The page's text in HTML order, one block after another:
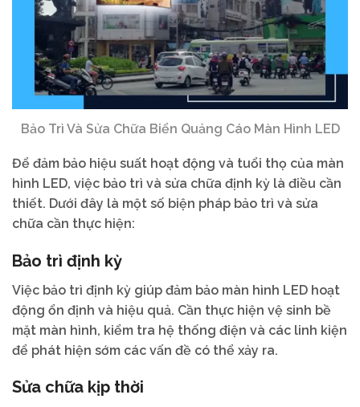
Bảo Trì Và Sửa Chữa Biển Quảng Cáo Màn Hình LED
Để đảm bảo hiệu suất hoạt động và tuổi thọ của màn
hình LED, việc bảo trì và sửa chữa định kỳ là điều cần
thiết. Dưới đây là một số biện pháp bảo trì và sửa
chữa cần thực hiện:
Bảo trì định kỳ
Việc bảo trì định kỳ giúp đảm bảo màn hình LED hoạt
động ổn định và hiệu quả. Cần thực hiện vệ sinh bề
mặt màn hình, kiểm tra hệ thống điện và các linh kiện
để phát hiện sớm các vấn đề có thể xảy ra.
Sửa chữa kịp thời